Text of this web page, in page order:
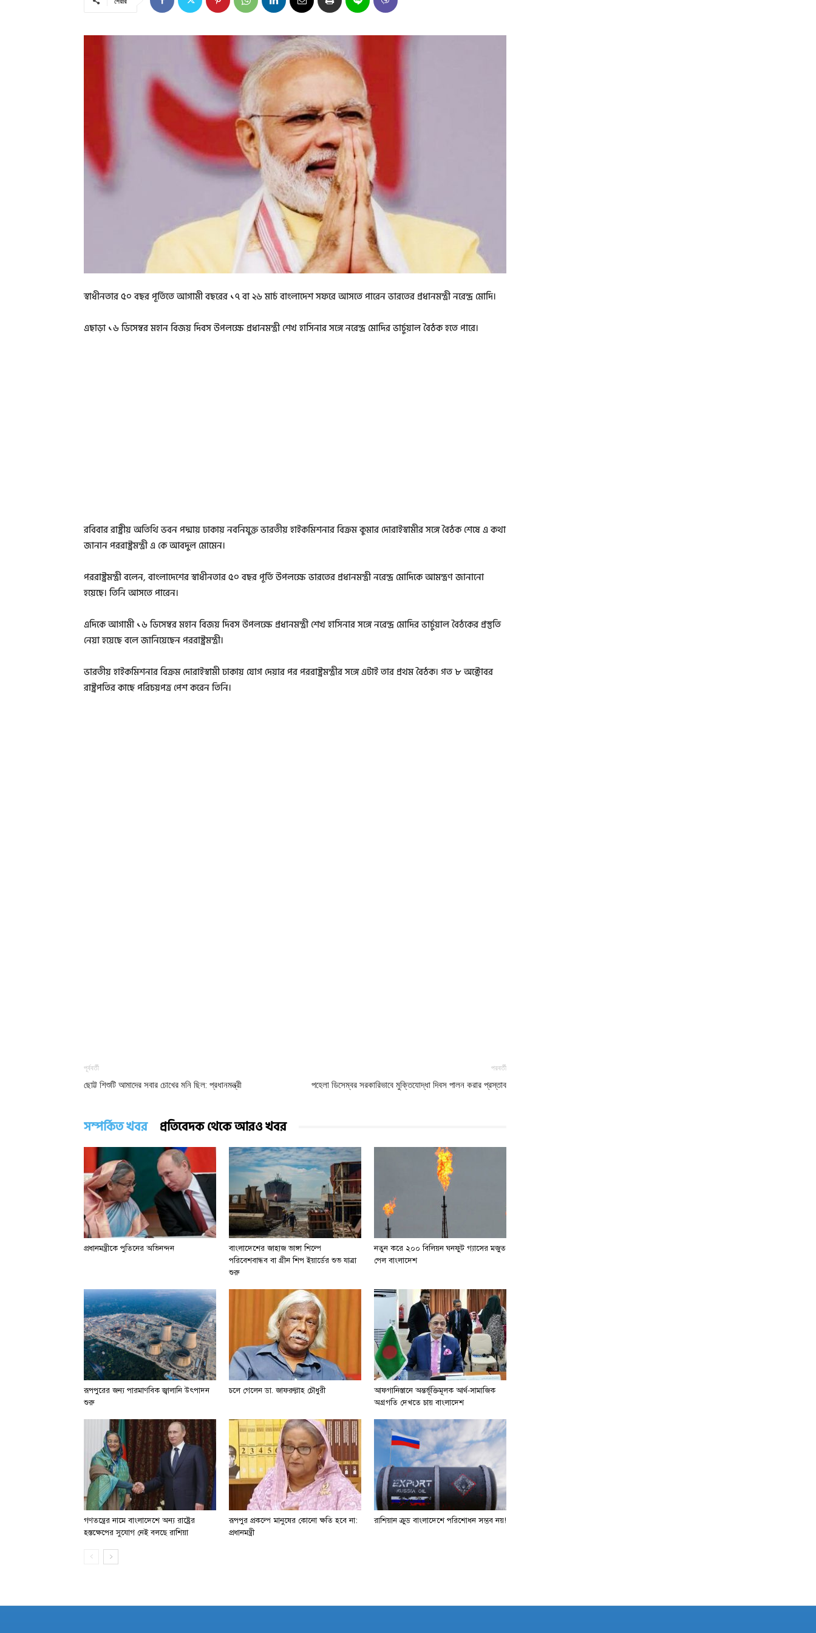
স্বাধীনতার ৫০ বছর পূর্তিতে আগামী বছরের ১৭ বা ২৬ মার্চ বাংলাদেশ সফরে আসতে পারেন ভারতের প্রধানমন্ত্রী নরেন্দ্র মোদি।
এছাড়া ১৬ ডিসেম্বর মহান বিজয় দিবস উপলক্ষে প্রধানমন্ত্রী শেখ হাসিনার সঙ্গে নরেন্দ্র মোদির ভার্চুয়াল বৈঠক হতে পারে।
রবিবার রাষ্ট্রীয় অতিথি ভবন পদ্মায় ঢাকায় নবনিযুক্ত ভারতীয় হাইকমিশনার বিক্রম কুমার দোরাইস্বামীর সঙ্গে বৈঠক শেষে এ কথা
জানান পররাষ্ট্রমন্ত্রী এ কে আবদুল মোমেন।
পররাষ্ট্রমন্ত্রী বলেন, বাংলাদেশের স্বাধীনতার ৫০ বছর পূর্তি উপলক্ষে ভারতের প্রধানমন্ত্রী নরেন্দ্র মোদিকে আমন্ত্রণ জানানো
হয়েছে। তিনি আসতে পারেন।
এদিকে আগামী ১৬ ডিসেম্বর মহান বিজয় দিবস উপলক্ষে প্রধানমন্ত্রী শেখ হাসিনার সঙ্গে নরেন্দ্র মোদির ভার্চুয়াল বৈঠকের প্রস্তুতি
নেয়া হয়েছে বলে জানিয়েছেন পররাষ্ট্রমন্ত্রী।
ভারতীয় হাইকমিশনার বিক্রম দোরাইস্বামী ঢাকায় যোগ দেয়ার পর পররাষ্ট্রমন্ত্রীর সঙ্গে এটাই তার প্রথম বৈঠক। গত ৮ অক্টোবর
রাষ্ট্রপতির কাছে পরিচয়পত্র পেশ করেন তিনি।
পূর্ববর্তী
ছোট্ট শিশুটি আমাদের সবার চোখের মনি ছিল: প্রধানমন্ত্রী
পরবর্তী
পহেলা ডিসেম্বর সরকারিভাবে মুক্তিযোদ্ধা দিবস পালন করার প্রস্তাব
সম্পর্কিত খবর প্রতিবেদক থেকে আরও খবর
প্রধানমন্ত্রীকে পুতিনের অভিনন্দন
বাংলাদেশের জাহাজ ভাঙ্গা শিল্পে
পরিবেশবান্ধব বা গ্রীন শিপ ইয়ার্ডের শুভ যাত্রা
শুরু
নতুন করে ২০০ বিলিয়ন ঘনফুট গ্যাসের মজুত
পেল বাংলাদেশ
রূপপুরের জন্য পারমাণবিক জ্বালানি উৎপাদন
শুরু
চলে গেলেন ডা. জাফরুল্লাহ চৌধুরী
আফগানিস্তানে অন্তর্ভূক্তিমূলক আর্থ-সামাজিক
অগ্রগতি দেখতে চায় বাংলাদেশ
গণতন্ত্রের নামে বাংলাদেশে অন্য রাষ্ট্রের
হস্তক্ষেপের সুযোগ নেই বলছে রাশিয়া
রূপপুর প্রকল্পে মানুষের কোনো ক্ষতি হবে না:
প্রধানমন্ত্রী
রাশিয়ান ক্রুড বাংলাদেশে পরিশোধন সম্ভব নয়!